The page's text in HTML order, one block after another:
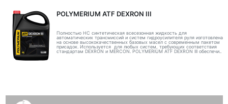
POLYMERIUM ATF DEXRON III
Полностью НС синтетическая всесезонная жидкость для
автоматических трансмиссий и систем гидроусилителя руля изготовлена
на основе высококачественных базовых масел с современным пакетом
присадок. Используется для любых систем, требующих соответствия
стандартам DEXRON и MERCON. POLYMERIUM ATF DEXRON III обеспечи..